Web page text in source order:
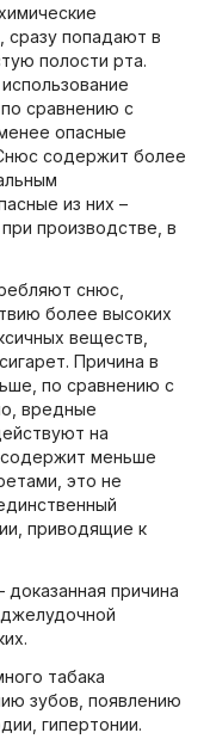
попадают в
полости рта.
сравнению с
опасные
содержит более
из них –
производстве, в
снюс,
более высоких
веществ,
Причина в
по сравнению с
вредные
на
содержит меньше
это не
приводящие к
причина
табака
зубов, появлению
гипертонии.